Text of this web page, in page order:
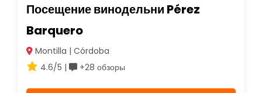
Посещение винодельни Pérez
Barquero
Montilla | Córdoba
4.6/5 |
+28 обзоры